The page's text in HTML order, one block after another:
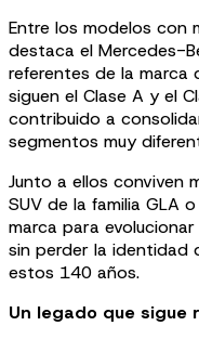
Entre los modelos con
destaca el Mercedes-
referentes de la marca
siguen el Clase A y el
contribuido a
segmentos muy
Junto a ellos conviven
SUV de la familia GLA
marca para
sin perder la identidad
estos 140 años.
Un legado que sigue